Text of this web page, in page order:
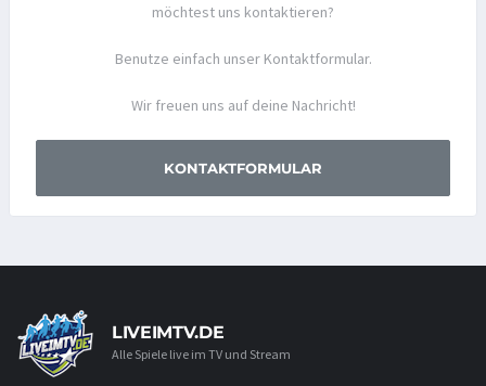
möchtest uns kontaktieren?
Benutze einfach unser Kontaktformular.
Wir freuen uns auf deine Nachricht!
KONTAKTFORMULAR
LIVEIMTV.DE
Alle Spiele live im TV und Stream